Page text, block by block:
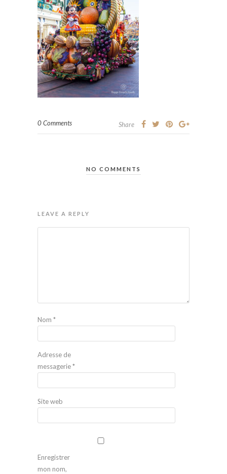
0 Comments Share
NO COMMENTS
LEAVE A REPLY
Nom *
Adresse de
messagerie*
Site web
Enregistrer
mon nom,